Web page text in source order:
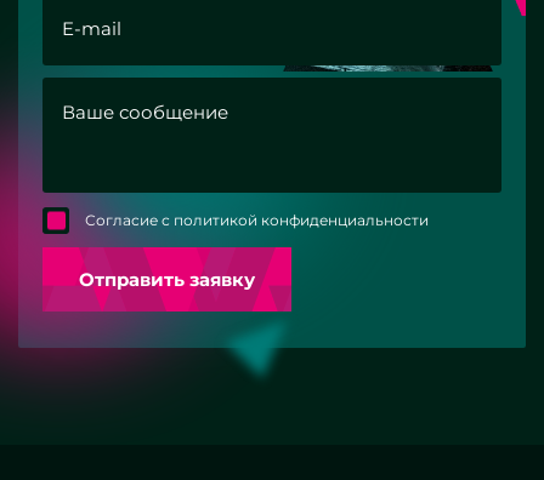
Согласие с политикой конфиденциальности
Отправить заявку